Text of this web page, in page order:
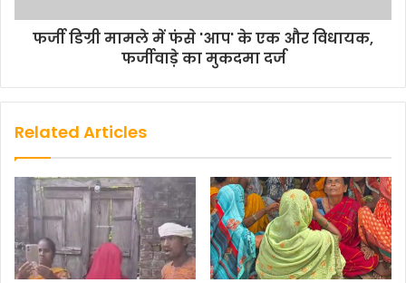
फर्जी डिग्री मामले में फंसे 'आप' के एक और विधायक,
फर्जीवाड़े का मुकदमा दर्ज
Related Articles